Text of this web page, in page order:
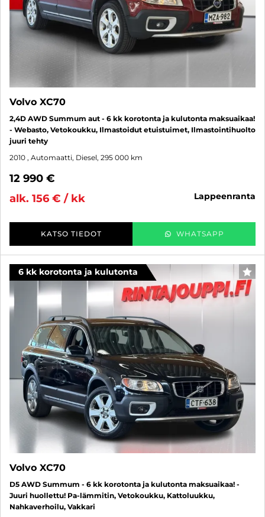
Volvo XC70
2,4D AWD Summum aut - 6 kk korotonta ja kulutonta maksuaikaa!
- Webasto, Vetokoukku, Ilmastoidut etuistuimet, Ilmastointihuolto
juuri tehty
2010 , Automaatti, Diesel, 295 000 km
12 990 €
alk. 156 € / kk
lappeenranta
KATSO TIEDOT WHATSAPP
6 kk korotonta ja kulutonta
Volvo XC70
D5 AWD Summum - 6 kk korotonta ja kulutonta maksuaikaa! -
Juuri huollettu! Pa-lämmitin, Vetokoukku, Kattoluukku,
Nahkaverhoilu, Vakkari